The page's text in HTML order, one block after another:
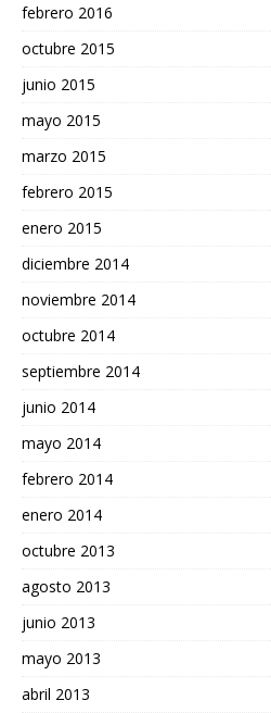
febrero 2016
octubre 2015
junio 2015
mayo 2015
marzo 2015
febrero 2015
enero 2015
diciembre 2014
noviembre 2014
octubre 2014
septiembre 2014
junio 2014
mayo 2014
febrero 2014
enero 2014
octubre 2013
agosto 2013
junio 2013
mayo 2013
abril 2013